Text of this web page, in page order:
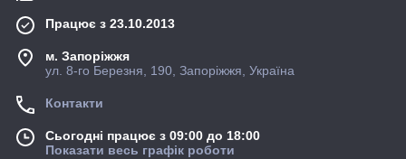
Працює з 23.10.2013
м. Запоріжжя
ул. 8-го Березня, 190, Запоріжжя, Україна
Контакти
Сьогодні працює з 09:00 до 18:00
Показати весь графік роботи